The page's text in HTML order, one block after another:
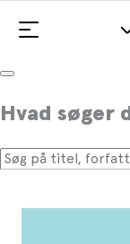
Hvad søger
Der er